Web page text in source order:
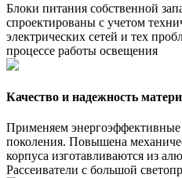
Блоки питания собственной
спроектированы с учетом
электрических сетей и тех
процессе работы освещения
Качество и надежность
Применяем
поколения. Повышена
корпуса изготавливаются из
Рассеиватели с большой